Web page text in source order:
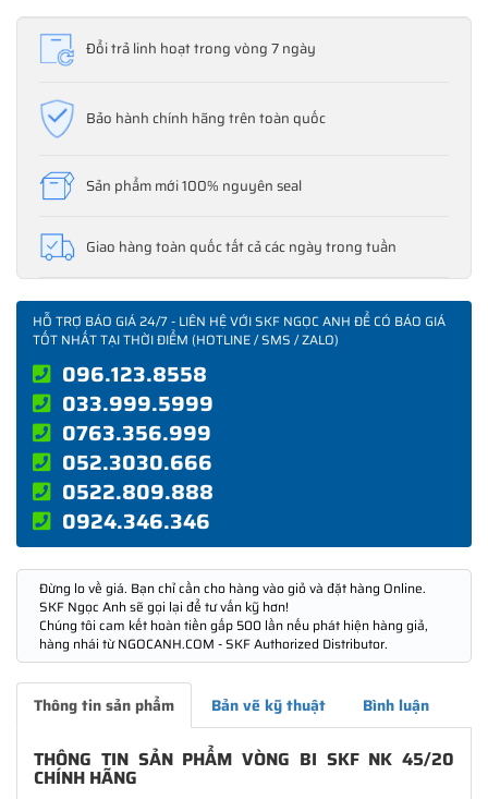
Đổi trả linh hoạt trong vòng 7 ngày
Bảo hành chính hãng trên toàn quốc
Sản phẩm mới 100% nguyên seal
Giao hàng toàn quốc tất cả các ngày trong tuần
HỖ TRỢ BÁO GIÁ 24/7 - LIÊN HỆ VỚI SKF NGỌC ANH ĐỂ CÓ BÁO GIÁ
TỐT NHẤT TẠI THỜI ĐIỂM (HOTLINE / SMS / ZALO)
096.123.8558
033.999.5999
0763.356.999
052.3030.666
0522.809.888
0924.346.346
Đừng lo về giá. Bạn chỉ cần cho hàng vào giỏ và đặt hàng Online.
SKF Ngọc Anh sẽ gọi lại để tư vấn kỹ hơn!
Chúng tôi cam kết hoàn tiền gấp 500 lần nếu phát hiện hàng giả,
hàng nhái từ NGOCANH.COM - SKF Authorized Distributor.
Thông tin sản phẩm Bản vẽ kỹ thuật Bình luận
THÔNG TIN SẢN PHẨM VÒNG BI SKF NK 45/20
CHÍNH HÃNG